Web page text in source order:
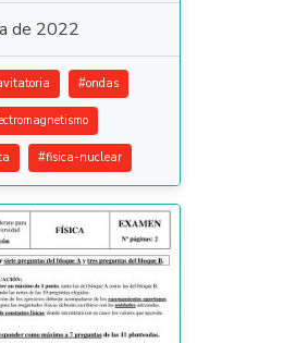
de 2022
#ondas
#fisica-nuclear